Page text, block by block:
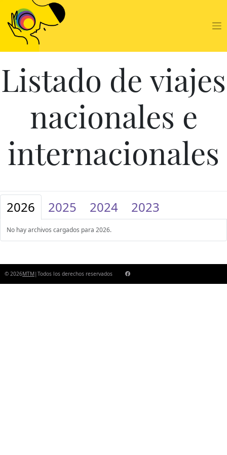
content
Listado de viajes
nacionales e
internacionales
2026 2025 2024 2023
No hay archivos cargados para 2026.
© 2026MTM|Todos los derechos reservados